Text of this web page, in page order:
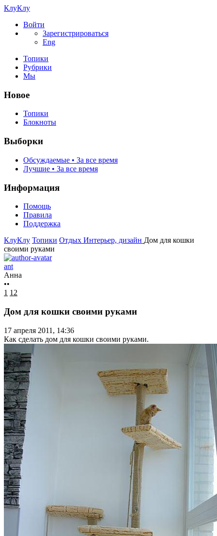
КлуКлу
Войти
Зарегистрироваться
Eng
Топики
Рубрики
Мы
Новое
Топики
Блокноты
Выборки
Обсуждаемые • За все время
Лучшие • За все время
Информация
Помощь
Правила
Поддержка
КлуКлу Топики Отдых Интерьер, дизайн Дом для кошки
своими руками
ant
Анна
••
1 12
Дом для кошки своими руками
17 апреля 2011, 14:36
Как сделать дом для кошки своими руками.